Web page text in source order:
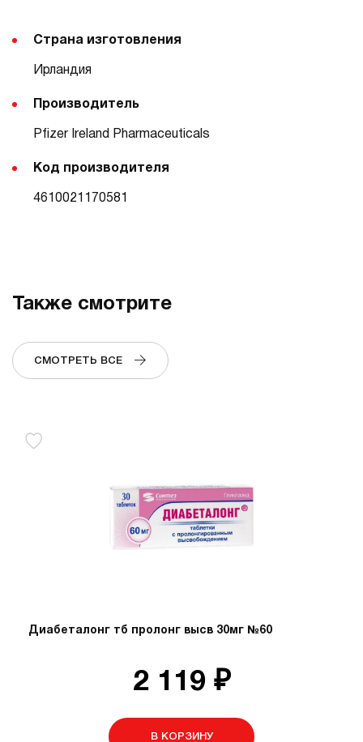
Страна изготовления
Ирландия
Производитель
Pfizer Ireland Pharmaceuticals
Код производителя
4610021170581
Также смотрите
СМОТРЕТЬ ВСЕ
Диабеталонг тб пролонг высв 30мг №60
2 119 ₽
В КОРЗИНУ